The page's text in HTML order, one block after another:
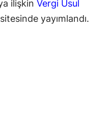
ilişkin Vergi Usul
yayımlandı.